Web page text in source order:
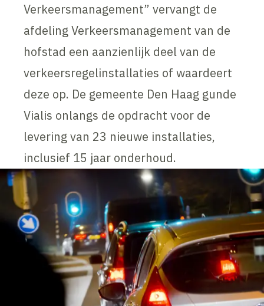
Verkeersmanagement” vervangt de
afdeling Verkeersmanagement van de
hofstad een aanzienlijk deel van de
verkeersregelinstallaties of waardeert
deze op. De gemeente Den Haag gunde
Vialis onlangs de opdracht voor de
levering van 23 nieuwe installaties,
inclusief 15 jaar onderhoud.